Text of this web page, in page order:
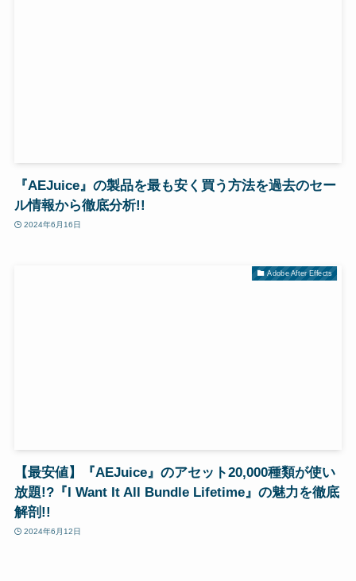
『AEJuice』の製品を最も安く買う方法を過去のセー
ル情報から徹底分析!!
2024年6月16日
Adobe After Effects
【最安値】『AEJuice』のアセット20,000種類が使い
放題!?『I Want It All Bundle Lifetime』の魅力を徹底
解剖!!
2024年6月12日